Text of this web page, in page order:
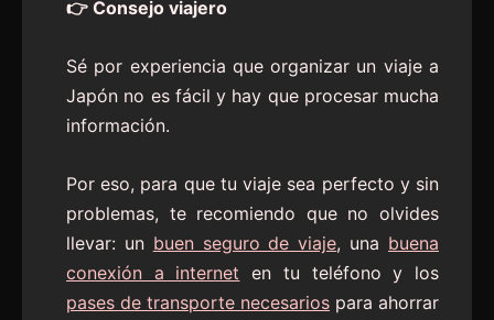
👉 Consejo viajero
Sé por experiencia que organizar un viaje a
Japón no es fácil y hay que procesar mucha
información.
Por eso, para que tu viaje sea perfecto y sin
problemas, te recomiendo que no olvides
llevar: un buen seguro de viaje, una buena
conexión a internet
en tu teléfono y los
pases de transporte necesarios para ahorrar